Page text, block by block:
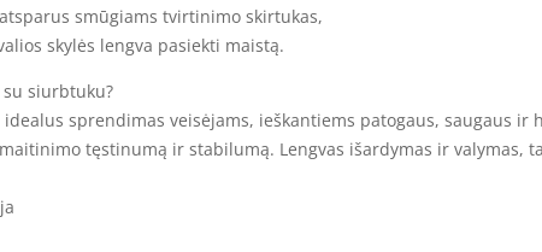
smūgiams tvirtinimo skirtukas,
skylės lengva pasiekti maistą.
siurbtuku?
sprendimas veisėjams, ieškantiems patogaus, saugaus
tęstinumą ir stabilumą. Lengvas išardymas ir